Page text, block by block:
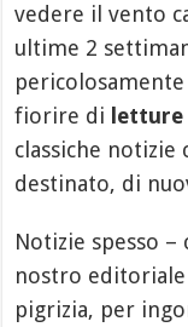
vedere il vento
ultime 2
fiorire di
classiche notizie
destinato, di
Notizie spesso
nostro
pigrizia, per